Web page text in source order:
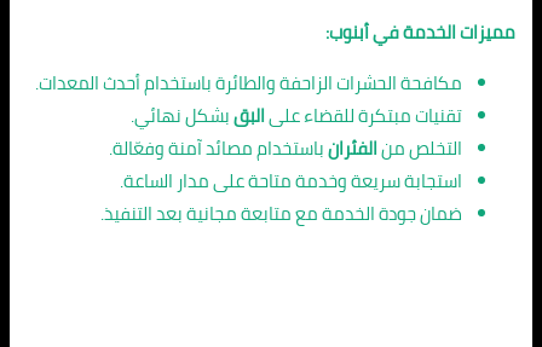
مميزات الخدمة في أبنوب:
مكافحة الحشرات الزاحفة والطائرة باستخدام أحدث المعدات.
تقنيات مبتكرة للقضاء علىالبقبشكل نهائي.
التخلص منالفئرانباستخدام مصائد آمنة وفعّالة.
استجابة سريعة وخدمة متاحة على مدار الساعة.
ضمان جودة الخدمة مع متابعة مجانية بعد التنفيذ.